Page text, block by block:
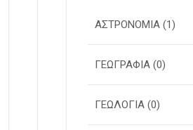
ΑΣΤΡΟΝΟΜΙΑ (1)
ΓΕΩΓΡΑΦΙΑ (0)
ΓΕΩΛΟΓΙΑ (0)